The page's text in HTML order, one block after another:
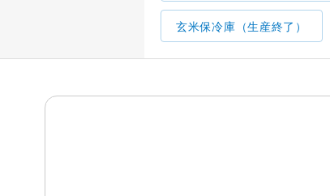
玄米保冷庫（生産終了）